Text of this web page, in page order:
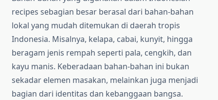
recipes sebagian besar berasal dari bahan-bahan
lokal yang mudah ditemukan di daerah tropis
Indonesia. Misalnya, kelapa, cabai, kunyit, hingga
beragam jenis rempah seperti pala, cengkih, dan
kayu manis. Keberadaan bahan-bahan ini bukan
sekadar elemen masakan, melainkan juga menjadi
bagian dari identitas dan kebanggaan bangsa.